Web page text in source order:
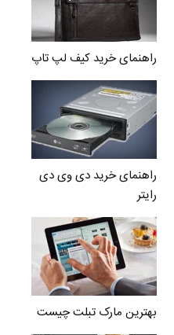
راهنمای خرید کیف لپ تاپ
راهنمای خرید دی وی دی
رایتر
بهترین مارک تبلت چیست